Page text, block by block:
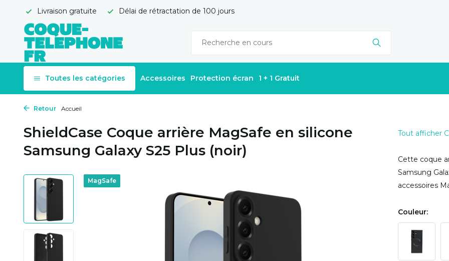
Livraison gratuite Délai de rétractation de 100 jours
Toutes les catégories Accessoires Protection écran 1 + 1 Gratuit
Retour Accueil
ShieldCase Coque arrière MagSafe en silicone
Samsung Galaxy S25 Plus (noir)
MagSafe
Tout afficher
Cette coque
Samsung
accessoires
Couleur: